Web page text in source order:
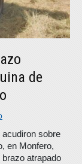
de
sobre
en Monfero,
atrapado